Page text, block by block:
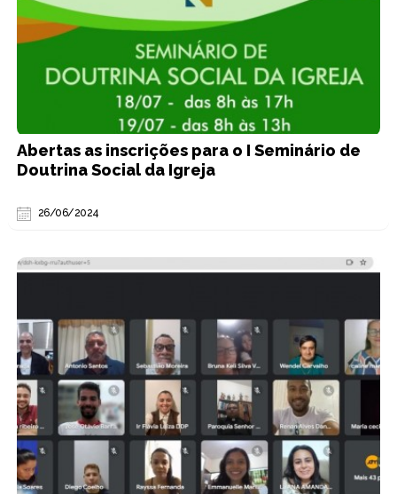
Abertas as inscrições para o I Seminário de
Doutrina Social da Igreja
26/06/2024